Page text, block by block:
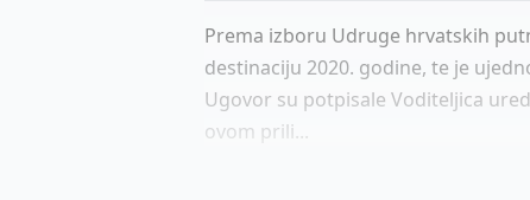
Prema izboru Udruge hrvatskih
destinaciju 2020. godine, te je
Ugovor su potpisale Voditeljica
ovom prili...